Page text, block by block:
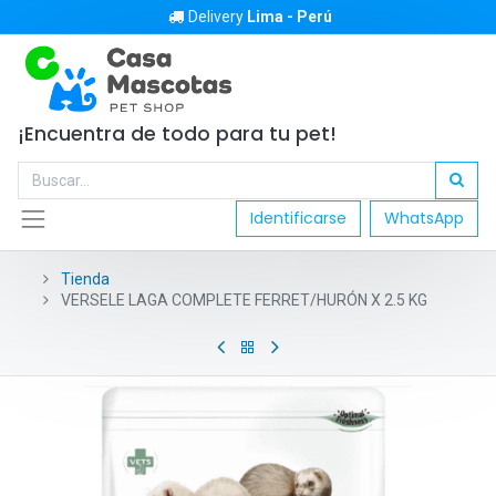
Delivery Lima - Perú
¡Encuentra de todo para tu pet!
Identificarse WhatsApp
Tienda
VERSELE LAGA COMPLETE FERRET/HURÓN X 2.5 KG